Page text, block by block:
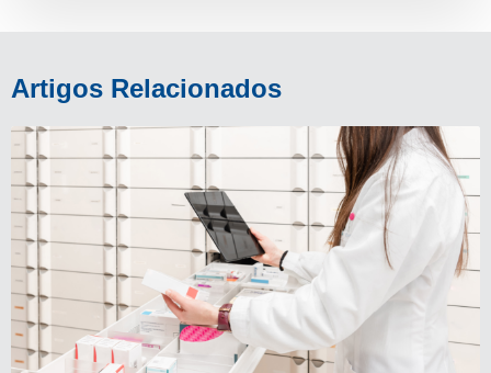
Artigos Relacionados